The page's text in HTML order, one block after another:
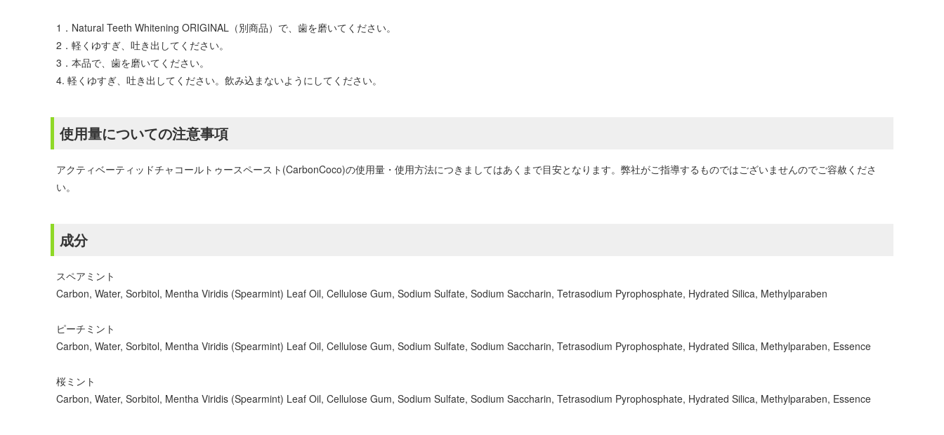
1．Natural Teeth Whitening ORIGINAL（別商品）で、歯を磨いてください。
2．軽くゆすぎ、吐き出してください。
3．本品で、歯を磨いてください。
4. 軽くゆすぎ、吐き出してください。飲み込まないようにしてください。
使用量についての注意事項
アクティベーティッドチャコールトゥースペースト(CarbonCoco)の使用量・使用方法につきましてはあくまで目安となります。弊社がご指導するものではございませんのでご容赦くださ
い。
成分
スペアミント
Carbon, Water, Sorbitol, Mentha Viridis (Spearmint) Leaf Oil, Cellulose Gum, Sodium Sulfate, Sodium Saccharin, Tetrasodium Pyrophosphate, Hydrated Silica, Methylparaben
ピーチミント
Carbon, Water, Sorbitol, Mentha Viridis (Spearmint) Leaf Oil, Cellulose Gum, Sodium Sulfate, Sodium Saccharin, Tetrasodium Pyrophosphate, Hydrated Silica, Methylparaben, Essence
桜ミント
Carbon, Water, Sorbitol, Mentha Viridis (Spearmint) Leaf Oil, Cellulose Gum, Sodium Sulfate, Sodium Saccharin, Tetrasodium Pyrophosphate, Hydrated Silica, Methylparaben, Essence